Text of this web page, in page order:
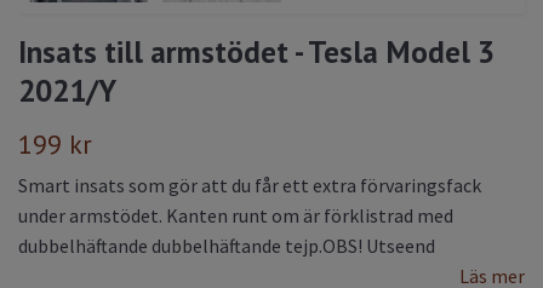
Insats till armstödet - Tesla Model 3
2021/Y
199 kr
Smart insats som gör att du får ett extra förvaringsfack
under armstödet. Kanten runt om är förklistrad med
dubbelhäftande dubbelhäftande tejp.OBS! Utseend
Läs mer